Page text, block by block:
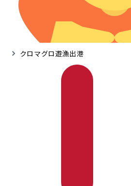
クロマグロ遊漁出港